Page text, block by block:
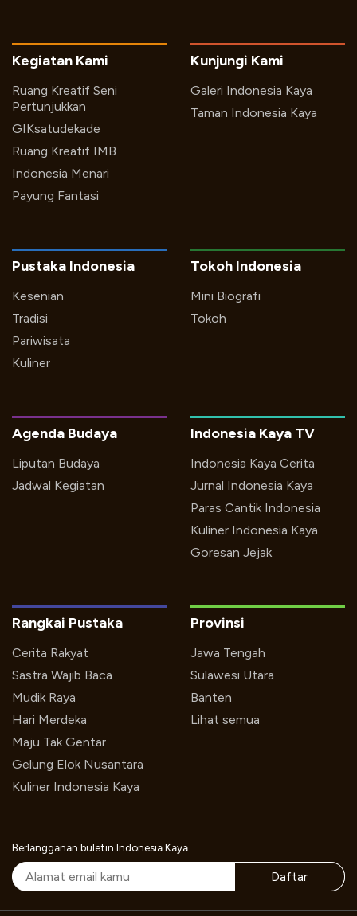
Kegiatan Kami
Ruang Kreatif Seni
Pertunjukkan
GIKsatudekade
Ruang Kreatif IMB
Indonesia Menari
Payung Fantasi
Kunjungi Kami
Galeri Indonesia Kaya
Taman Indonesia Kaya
Pustaka Indonesia
Kesenian
Tradisi
Pariwisata
Kuliner
Tokoh Indonesia
Mini Biografi
Tokoh
Indonesia Kaya TV
Indonesia Kaya Cerita
Jurnal Indonesia Kaya
Paras Cantik Indonesia
Kuliner Indonesia Kaya
Goresan Jejak
Agenda Budaya
Liputan Budaya
Jadwal Kegiatan
Rangkai Pustaka
Cerita Rakyat
Sastra Wajib Baca
Mudik Raya
Hari Merdeka
Maju Tak Gentar
Gelung Elok Nusantara
Kuliner Indonesia Kaya
Provinsi
Jawa Tengah
Sulawesi Utara
Banten
Lihat semua
Berlangganan buletin Indonesia Kaya
Daftar